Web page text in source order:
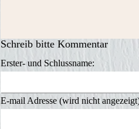
Schreib bitte Kommentar
Erster- und Schlussname:
E-mail Adresse (wird nicht